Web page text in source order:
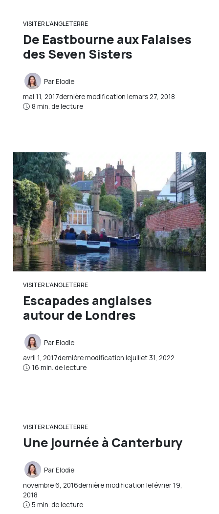
VISITER L'ANGLETERRE
De Eastbourne aux Falaises
des Seven Sisters
ParElodie
mai 11, 2017dernière modification lemars 27, 2018
8 min. de lecture
VISITER L'ANGLETERRE
Escapades anglaises
autour de Londres
ParElodie
avril 1, 2017dernière modification lejuillet 31, 2022
16 min. de lecture
VISITER L'ANGLETERRE
Une journée à Canterbury
ParElodie
novembre 6, 2016dernière modification lefévrier 19,
2018
5 min. de lecture